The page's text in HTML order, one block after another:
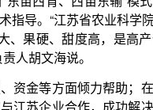
带动效应显著。园区常年吸收
达300人，年发放工资690万
草莓苗一边说：“江苏专家手把
成就感。”
上的现代农业项目实现了经济
的东西部协作发展新路径。